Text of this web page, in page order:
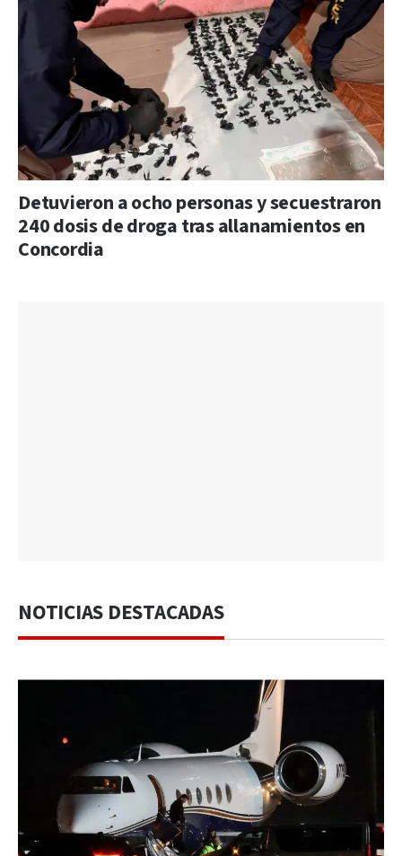
Detuvieron a ocho personas y secuestraron
240 dosis de droga tras allanamientos en
Concordia
NOTICIAS DESTACADAS